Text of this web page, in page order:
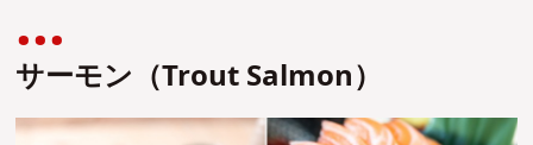
サーモン（Trout Salmon）